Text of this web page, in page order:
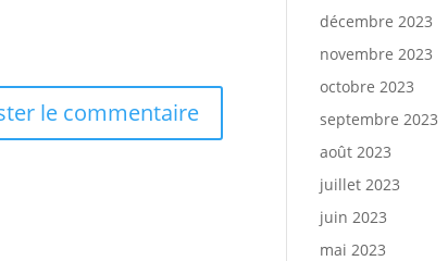
décembre 2023
novembre 2023
octobre 2023
septembre 2023
août 2023
juillet 2023
juin 2023
mai 2023